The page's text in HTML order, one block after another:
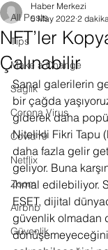
All Posts
Tips
Make a Change
Sağlık
Corona Virus
Covid19
Netflix
Zoom
Airbnb
Güvenlik
NFT’ler
Çalınabilir
Haber Merkezi
5 May 2022 2
Sanal galerilerin
bir çağda
giderek daha
Nitelikli Fikri Tapu
daha fazla gelir
geliyor. Buna
ihmal edilebiliyor.
ESET, dijital
güvenlik olmadan